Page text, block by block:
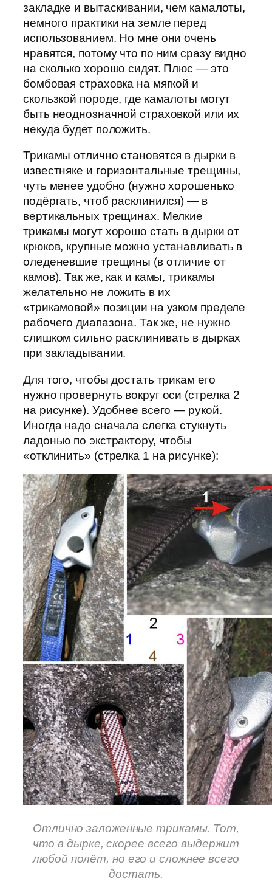
закладке и вытаскивании, чем камалоты,
немного практики на земле перед
использованием. Но мне они очень
нравятся, потому что по ним сразу видно
на сколько хорошо сидят. Плюс — это
бомбовая страховка на мягкой и
скользкой породе, где камалоты могут
быть неоднозначной страховкой или их
некуда будет положить.
Трикамы отлично становятся в дырки в
известняке и горизонтальные трещины,
чуть менее удобно (нужно хорошенько
подёргать, чтоб расклинился) — в
вертикальных трещинах. Мелкие
трикамы могут хорошо стать в дырки от
крюков, крупные можно устанавливать в
оледеневшие трещины (в отличие от
камов). Так же, как и камы, трикамы
желательно не ложить в их
«трикамовой» позиции на узком пределе
рабочего диапазона. Так же, не нужно
слишком сильно расклинивать в дырках
при закладывании.
Для того, чтобы достать трикам его
нужно провернуть вокруг оси (стрелка 2
на рисунке). Удобнее всего — рукой.
Иногда надо сначала слегка стукнуть
ладонью по экстрактору, чтобы
«отклинить» (стрелка 1 на рисунке):
Отлично заложенные трикамы. Тот,
что в дырке, скорее всего выдержит
любой полёт, но его и сложнее всего
достать.